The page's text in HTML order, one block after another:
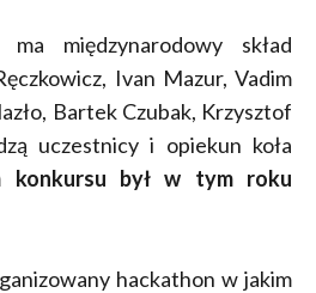
międzynarodowy skład
Ivan Mazur, Vadim
Bartek Czubak, Krzysztof
uczestnicy i opiekun koła
konkursu był w tym roku
hackathon w jakim